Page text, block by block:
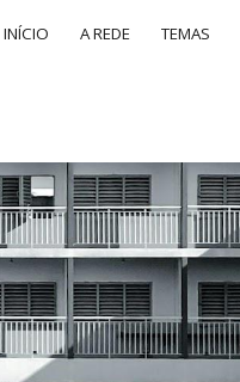
INÍCIO A REDE TEMAS